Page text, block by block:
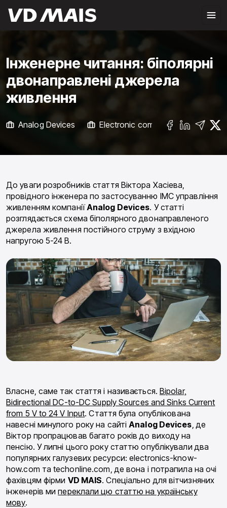
Інженерне читання: біполярні
двонаправлені джерела
живлення
Analog Devices Electronic components УСІ
До уваги розробників стаття Віктора Хасіева,
провідного інженера по застосуванню ІМС управління
живленням компаніїAnalog Devices. У статті
розглядається схема біполярного двонаправленого
джерела живлення постійного струму з вхідною
напругою 5-24 В.
Власне, саме так стаття і називається. Bipolar,
Bidirectional DC-to-DC Supply Sources and Sinks Current
from 5 V to 24 V Input. Стаття була опублікована
навесні минулого року на сайті Analog Devices , де
Віктор пропрацював багато років до виходу на
пенсію. У липні цього року статтю опублікували два
популярних галузевих ресурси: electronics-know-
how.com та techonline.com, де вона і потрапила на очі
фахівцям фірми VD MAIS. Спеціально для вітчизняних
інженерів мипереклали цю статтю на українську
мову.